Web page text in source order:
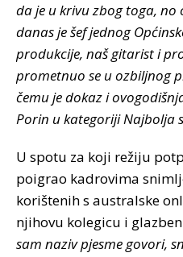
da je u krivu zbog toga, no
danas je šef jednog
produkcije, naš gitarist i
prometnuo se u ozbiljnog
čemu je dokaz i
Porin u kategoriji Najbolja
U spotu za koji režiju
poigrao kadrovima
korištenih s australske
njihovu kolegicu i
sam naziv pjesme govori,